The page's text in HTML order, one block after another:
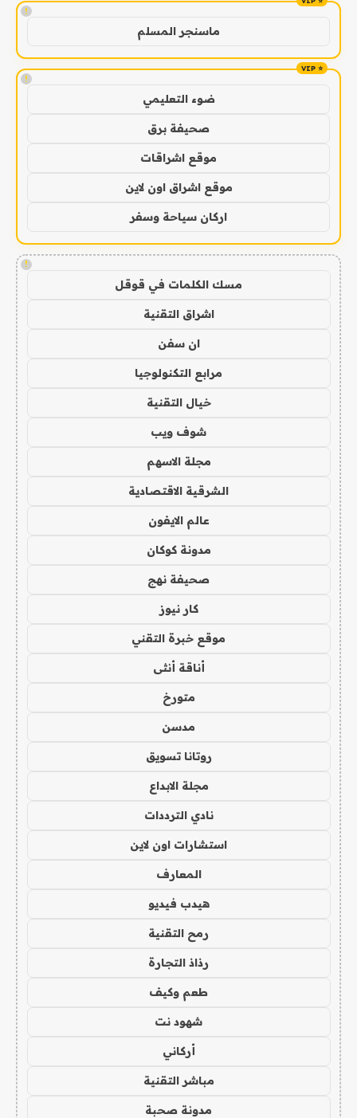
!
ماسنجر المسلم
!
ضوء التعليمي
صحيفة برق
موقع اشراقات
موقع اشراق اون لاين
اركان سياحة وسفر
!
مسك الكلمات في قوقل
اشراق التقنية
ان سفن
مرابع التكنولوجيا
خيال التقنية
شوف ويب
مجلة الاسهم
الشرقية الاقتصادية
عالم الايفون
مدونة كوكان
صحيفة نهج
كار نيوز
موقع خبرة التقني
أناقة أنثى
متورخ
مدسن
روتانا تسويق
مجلة الابداع
نادي الترددات
استشارات اون لاين
المعارف
هيدب فيديو
رمح التقنية
رذاذ التجارة
طعم وكيف
شهود نت
أركاني
مباشر التقنية
مدونة صحبة